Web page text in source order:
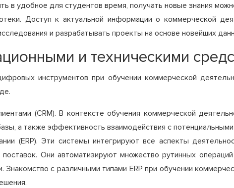
в удобное для студентов время, получать новые знания
Доступ к актуальной информации о коммерческой
и разрабатывать проекты на основе новейших
и техническими
инструментов при обучении коммерческой
(CRM). В контексте обучения коммерческой
а также эффективность взаимодействия с
(ERP). Эти системы интегрируют все аспекты
Они автоматизируют множество рутинных
Знакомство с различными типами ERP при обучении